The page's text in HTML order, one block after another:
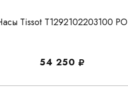
Tissot T1292102203100 PO
54 250